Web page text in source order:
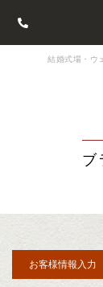
結婚式場・ウ
ブ
お客様情報入力